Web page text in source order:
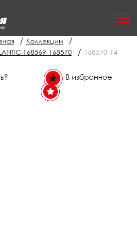
/ Коллекции /
168569-168570 / 168570-14
В избранное